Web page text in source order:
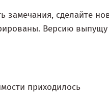
замечания, сделайте
Версию
приходилось